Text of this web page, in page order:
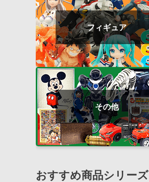
フィギュア
その他
おすすめ商品シリーズ